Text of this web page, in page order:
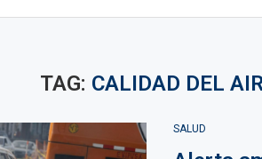
TAG: CALIDAD DEL
SALUD